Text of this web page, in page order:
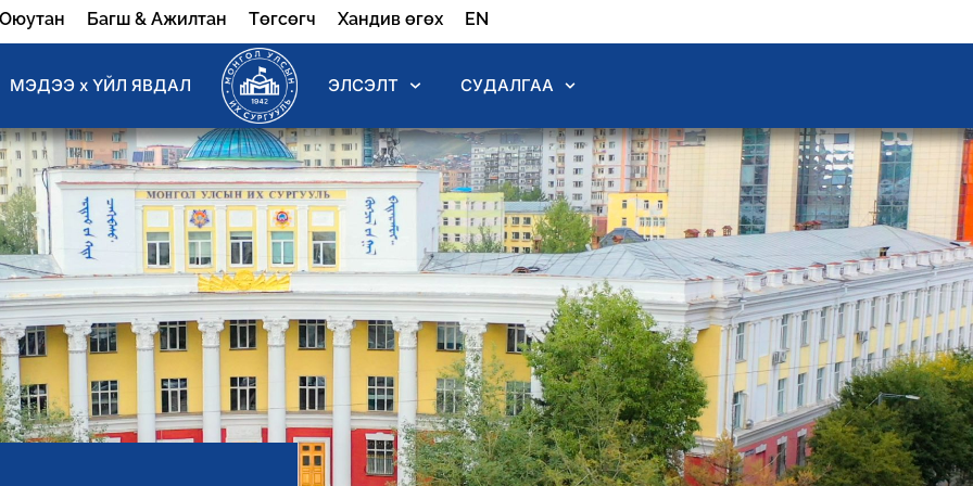
Багш & Ажилтан Төгсөгч Хандив өгөх EN
МЭДЭЭ х ҮЙЛ ЯВДАЛ ЭЛСЭЛТ СУДАЛГАА